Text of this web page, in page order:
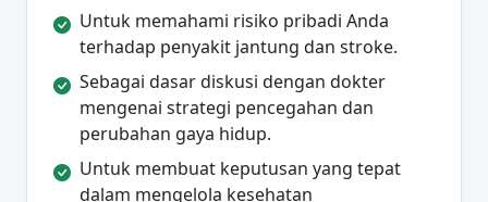
Untuk memahami risiko pribadi Anda
terhadap penyakit jantung dan stroke.
Sebagai dasar diskusi dengan dokter
mengenai strategi pencegahan dan
perubahan gaya hidup.
Untuk membuat keputusan yang tepat
dalam mengelola kesehatan